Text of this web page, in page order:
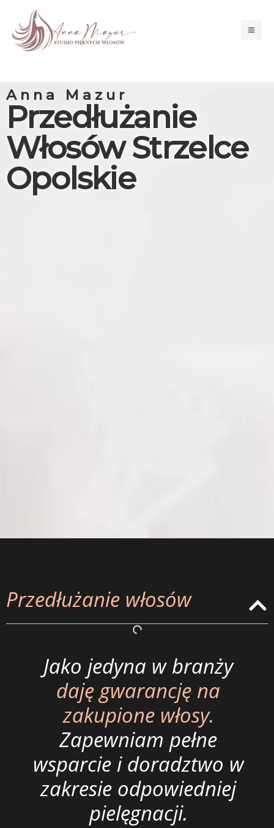
treści
Anna Mazur
Przedłużanie
Włosów Strzelce
Opolskie
Przedłużanie włosów
Jako jedyna w branży
daję gwarancję na
zakupione włosy.
Zapewniam pełne
wsparcie i doradztwo w
zakresie odpowiedniej
pielęgnacji.